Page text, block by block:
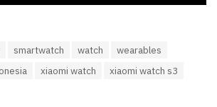
smartwatch watch
wearables
xiaomi watch
xiaomi watch s3